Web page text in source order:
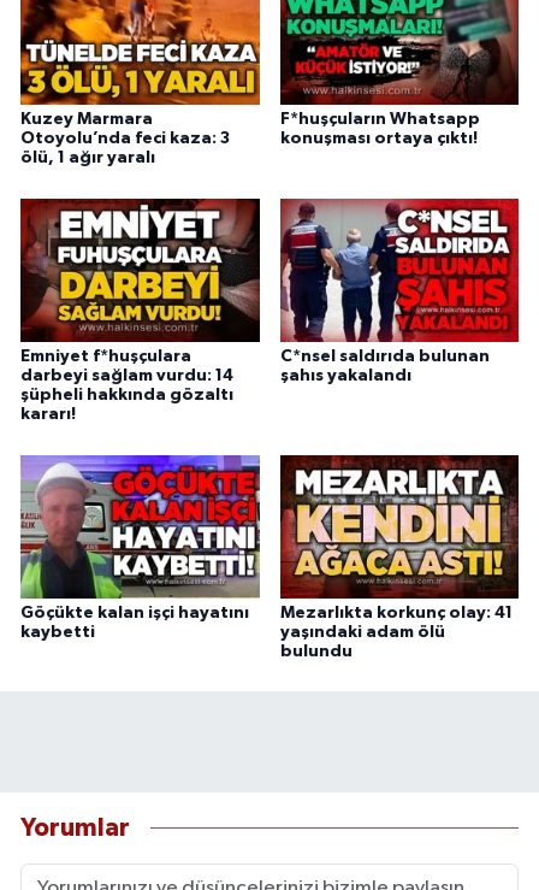
Kuzey Marmara
Otoyolu’nda feci kaza: 3
ölü, 1 ağır yaralı
F*huşçuların Whatsapp
konuşması ortaya çıktı!
Emniyet f*huşçulara
darbeyi sağlam vurdu: 14
şüpheli hakkında gözaltı
kararı!
C*nsel saldırıda bulunan
şahıs yakalandı
Göçükte kalan işçi hayatını
kaybetti
Mezarlıkta korkunç olay: 41
yaşındaki adam ölü
bulundu
Yorumlar